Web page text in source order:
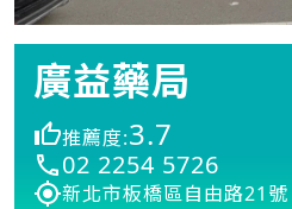
廣益藥局
推薦度:3.7
02 2254 5726
新北市板橋區自由路21號